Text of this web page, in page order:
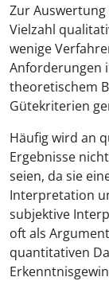
Zur
Vielzahl
wenige
Anforderungen
theoretischem
Gütekriterien
Häufig wird an
Ergebnisse
seien, da sie
Interpretation
subjektive
oft als
quantitativen